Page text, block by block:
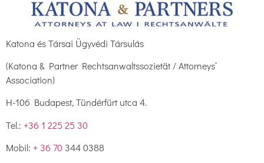
Katona és Társai Ügyvédi Társulás
(Katona & Partner Rechtsanwaltssozietät / Attorneys‘
Association)
H-106 Budapest, Tündérfürt utca 4.
Tel.: +36 1 225 25 30
Mobil: + 36 70 344 0388